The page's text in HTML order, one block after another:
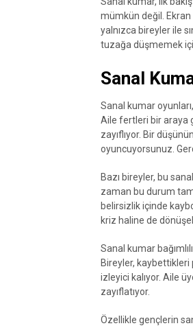
mümkün değil. Ekran
yalnızca bireyler ile
tuzağa düşmemek
Sanal
Sanal kumar
Aile fertleri bir araya
zayıflıyor. Bir
oyuncuyorsunuz.
Bazı bireyler, bu
zaman bu durum
belirsizlik içinde
kriz haline de
Sanal kumar
Bireyler, kaybettikleri
izleyici kalıyor. Aile
zayıflatıyor.
Özellikle gençlerin